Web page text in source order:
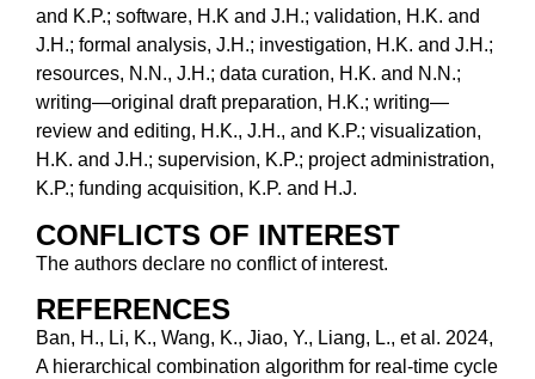
and K.P.; software, H.K and J.H.; validation, H.K. and
J.H.; formal analysis, J.H.; investigation, H.K. and J.H.;
resources, N.N., J.H.; data curation, H.K. and N.N.;
writing—original draft preparation, H.K.; writing—
review and editing, H.K., J.H., and K.P.; visualization,
H.K. and J.H.; supervision, K.P.; project administration,
K.P.; funding acquisition, K.P. and H.J.
CONFLICTS OF INTEREST
The authors declare no conflict of interest.
REFERENCES
Ban, H., Li, K., Wang, K., Jiao, Y., Liang, L., et al. 2024,
A hierarchical combination algorithm for real-time cycle